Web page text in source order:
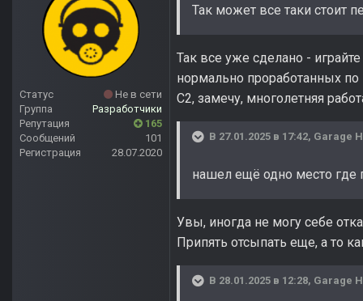
Статус
Не в сети
Группа
Разработчики
Репутация
165
Сообщений
101
Регистрация
28.07.2020
Так может все таки стоит
Так все уже сделано -
нормально проработанных по
С2, замечу, многолетняя
В 27.01.2025 в 17:42, Garage
нашел ещё одно место где
Увы, иногда не могу себе
Припять отсыпать еще, а то
В 28.01.2025 в 12:28, Garage